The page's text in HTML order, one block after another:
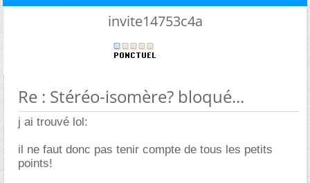
invite14753c4a
Re : Stéréo-isomère? bloqué...
j ai trouvé lol:
il ne faut donc pas tenir compte de tous les petits
points!